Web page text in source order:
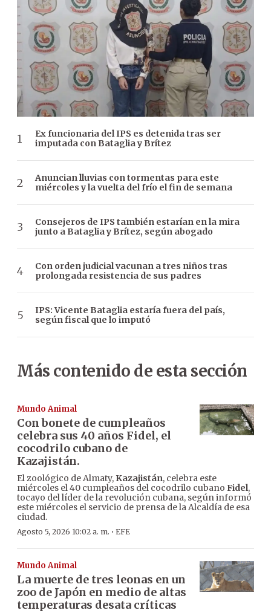
Ex funcionaria del IPS es detenida tras ser
imputada con Bataglia y Brítez
Anuncian lluvias con tormentas para este
miércoles y la vuelta del frío el fin de semana
Consejeros de IPS también estarían en la mira
junto a Bataglia y Brítez, según abogado
Con orden judicial vacunan a tres niños tras
prolongada resistencia de sus padres
IPS: Vicente Bataglia estaría fuera del país,
según fiscal que lo imputó
Más contenido de esta sección
Mundo Animal
Con bonete de cumpleaños
celebra sus 40 años Fidel, el
cocodrilo cubano de
Kazajistán.
El zoológico de Almaty, Kazajistán, celebra este
miércoles el 40 cumpleaños del cocodrilo cubano Fidel,
tocayo del líder de la revolución cubana, según informó
este miércoles el servicio de prensa de la Alcaldía de esa
ciudad.
Agosto 5, 2026 10:02 a. m. · EFE
Mundo Animal
La muerte de tres leonas en un
zoo de Japón en medio de altas
temperaturas desata críticas